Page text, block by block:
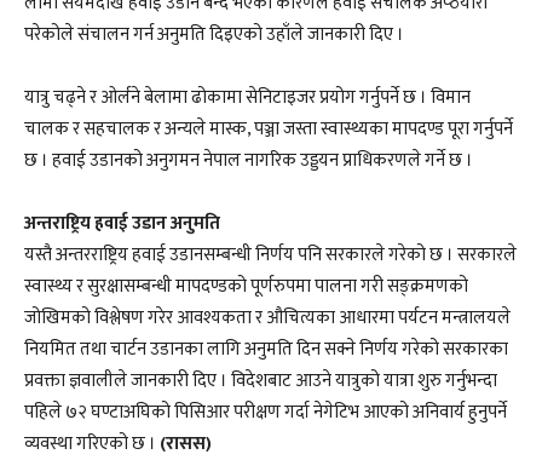
परेकोले संचालन गर्न अनुमति दिइएको उहाँले जानकारी दिए ।
यात्रु चढ्ने र ओर्लने बेलामा ढोकामा सेनिटाइजर प्रयोग गर्नुपर्ने छ । विमान
चालक र सहचालक र अन्यले मास्क, पञ्जा जस्ता स्वास्थ्यका मापदण्ड पूरा गर्नुपर्ने
छ । हवाई उडानको अनुगमन नेपाल नागरिक उड्डयन प्राधिकरणले गर्ने छ ।
अन्तराष्ट्रिय हवाई उडान अनुमति
यस्तै अन्तरराष्ट्रिय हवाई उडानसम्बन्धी निर्णय पनि सरकारले गरेको छ । सरकारले
स्वास्थ्य र सुरक्षासम्बन्धी मापदण्डको पूर्णरुपमा पालना गरी सङ्क्रमणको
जोखिमको विश्लेषण गरेर आवश्यकता र औचित्यका आधारमा पर्यटन मन्त्रालयले
नियमित तथा चार्टन उडानका लागि अनुमति दिन सक्ने निर्णय गरेको सरकारका
प्रवक्ता ज्ञवालीले जानकारी दिए । विदेशबाट आउने यात्रुको यात्रा शुरु गर्नुभन्दा
पहिले ७२ घण्टाअघिको पिसिआर परीक्षण गर्दा नेगेटिभ आएको अनिवार्य हुनुपर्ने
व्यवस्था गरिएको छ । (रासस)